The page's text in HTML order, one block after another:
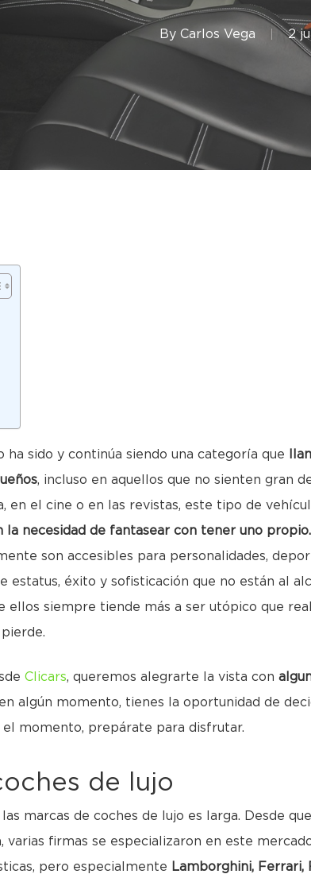
By Carlos Vega 2
ha sido y continúa siendo una categoría que
, incluso en aquellos que no sienten gran
en el cine o en las revistas, este tipo de
la necesidad de fantasear con tener uno propio.
son accesibles para personalidades,
estatus, éxito y sofisticación que no están al
ellos siempre tiende más a ser utópico que
Clicars, queremos alegrarte la vista con
algún momento, tienes la oportunidad de
momento, prepárate para disfrutar.
de lujo
marcas de coches de lujo es larga. Desde
varias firmas se especializaron en este
pero especialmente Lamborghini, Ferrari,